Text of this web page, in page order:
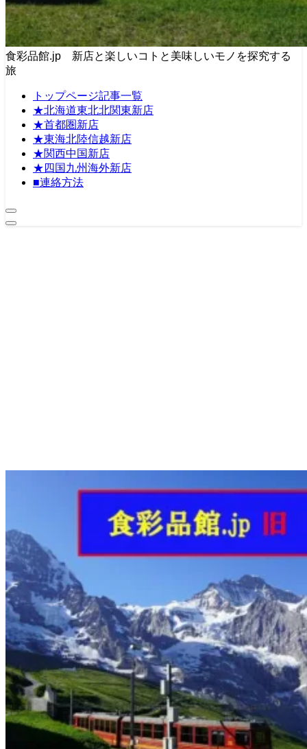
食彩品館.jp 新店と楽しいコトと美味しいモノを探究する
旅
トップページ記事一覧
★北海道東北北関東新店
★首都圏新店
★東海北陸信越新店
★関西中国新店
★四国九州海外新店
■連絡方法